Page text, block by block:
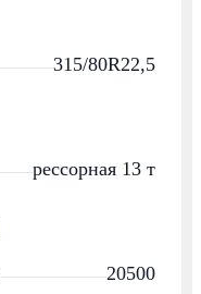
315/80R22,5
рессорная 13 т
20500